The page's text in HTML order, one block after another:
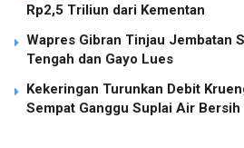
Rp2,5 Triliun dari Kementan
Wapres Gibran Tinjau Jembatan
Tengah dan Gayo Lues
Kekeringan Turunkan Debit
Sempat Ganggu Suplai Air